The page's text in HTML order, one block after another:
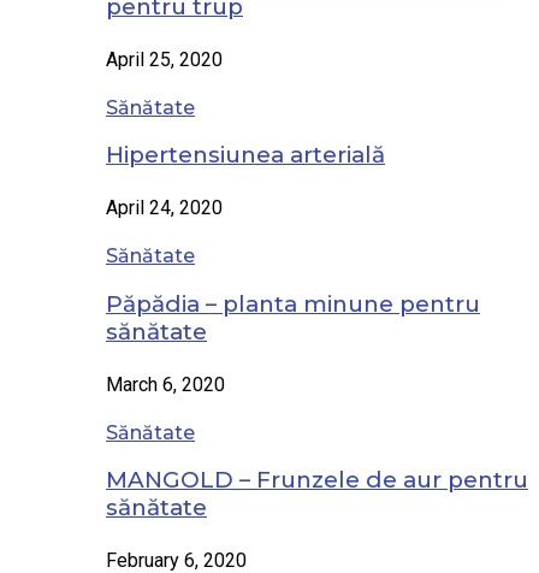
pentru trup
April 25, 2020
Sănătate
Hipertensiunea arterială
April 24, 2020
Sănătate
Păpădia – planta minune pentru
sănătate
March 6, 2020
Sănătate
MANGOLD – Frunzele de aur pentru
sănătate
February 6, 2020